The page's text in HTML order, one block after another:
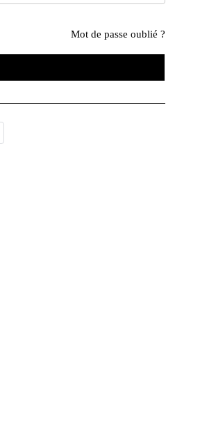
dans le temps. Passées ces
alors au Client un
le résilier avant la date
du contrat. Les Éditions LVA
conditions tarifaires, il peut le
et figure dans le prix total et
Mot de passe oublié ?